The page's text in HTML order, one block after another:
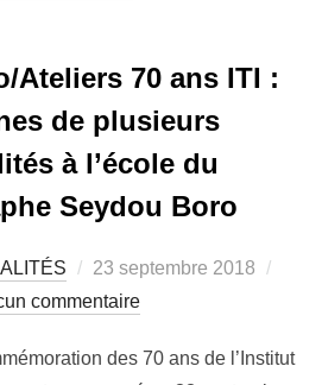
Ateliers 70 ans ITI :
de plusieurs
à l’école du
Seydou Boro
23 septembre 2018
commentaire
des 70 ans de l’Institut